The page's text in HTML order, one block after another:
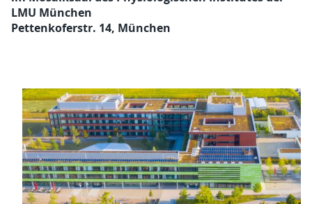
LMU München
Pettenkoferstr. 14, München